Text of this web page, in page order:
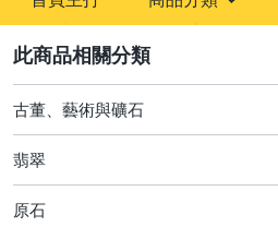
其它
[全店] 周年慶
[全店] 粉絲專享
古董、藝術與礦石
翡翠
原石